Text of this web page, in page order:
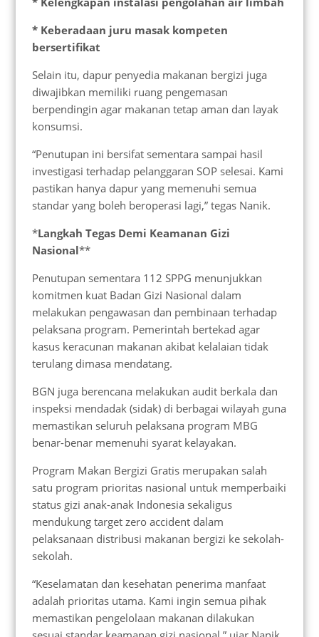
* Keberadaan juru masak kompeten
bersertifikat
Selain itu, dapur penyedia makanan bergizi juga
diwajibkan memiliki ruang pengemasan
berpendingin agar makanan tetap aman dan layak
konsumsi.
“Penutupan ini bersifat sementara sampai hasil
investigasi terhadap pelanggaran SOP selesai. Kami
pastikan hanya dapur yang memenuhi semua
standar yang boleh beroperasi lagi,” tegas Nanik.
*Langkah Tegas Demi Keamanan Gizi
Nasional**
Penutupan sementara 112 SPPG menunjukkan
komitmen kuat Badan Gizi Nasional dalam
melakukan pengawasan dan pembinaan terhadap
pelaksana program. Pemerintah bertekad agar
kasus keracunan makanan akibat kelalaian tidak
terulang dimasa mendatang.
BGN juga berencana melakukan audit berkala dan
inspeksi mendadak (sidak) di berbagai wilayah guna
memastikan seluruh pelaksana program MBG
benar-benar memenuhi syarat kelayakan.
Program Makan Bergizi Gratis merupakan salah
satu program prioritas nasional untuk memperbaiki
status gizi anak-anak Indonesia sekaligus
mendukung target zero accident dalam
pelaksanaan distribusi makanan bergizi ke sekolah-
sekolah.
“Keselamatan dan kesehatan penerima manfaat
adalah prioritas utama. Kami ingin semua pihak
memastikan pengelolaan makanan dilakukan